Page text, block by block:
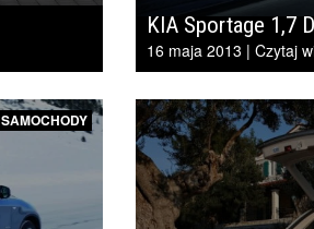
KIA Sportage 1,7
16 maja 2013 | Czytaj
SAMOCHODY